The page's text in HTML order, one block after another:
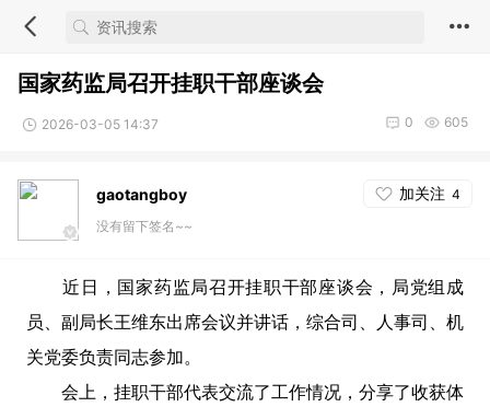
国家药监局召开挂职干部座谈会
2026-03-05 14:37 605
0
gaotangboy 加关注 4
没有留下签名~~
近日，国家药监局召开挂职干部座谈会，局党组成
员、副局长王维东出席会议并讲话，综合司、人事司、机
关党委负责同志参加。
会上，挂职干部代表交流了工作情况，分享了收获体